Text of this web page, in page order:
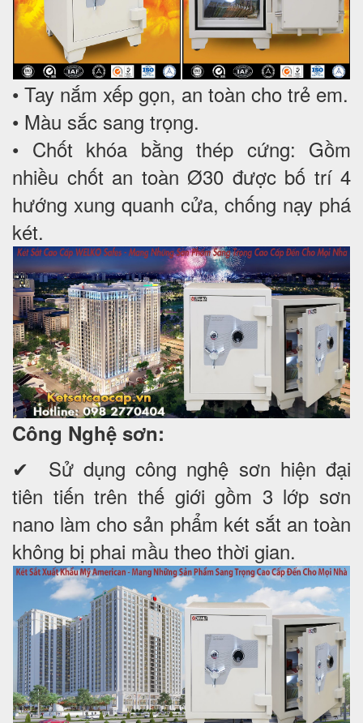
• Tay nắm xếp gọn, an toàn cho trẻ em.
• Màu sắc sang trọng.
• Chốt khóa bằng thép cứng: Gồm
nhiều chốt an toàn Ø30 được bố trí 4
hướng xung quanh cửa, chống nạy phá
két.
Công Nghệ sơn:
✔ Sử dụng công nghệ sơn hiện đại
tiên tiến trên thế giới gồm 3 lớp sơn
nano làm cho sản phẩm két sắt an toàn
không bị phai mầu theo thời gian.